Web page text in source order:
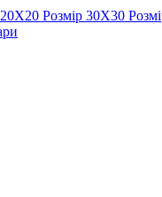
20Х20 Розмір 30Х30